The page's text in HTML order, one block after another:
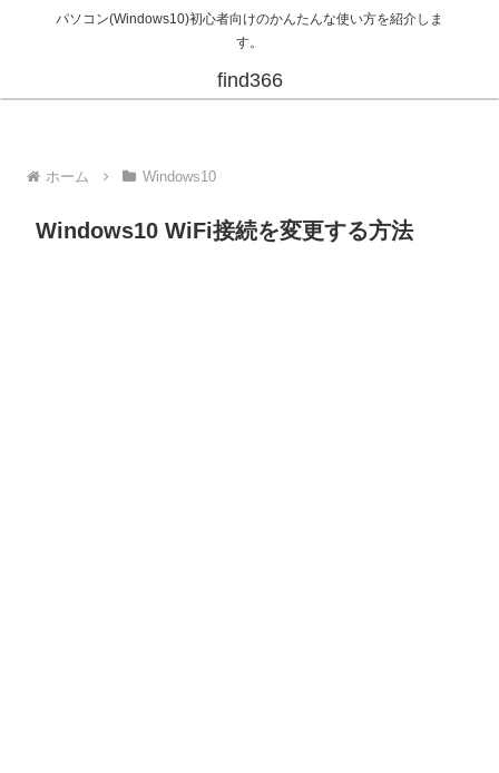
パソコン(Windows10)初心者向けのかんたんな使い方を紹介しま
す。
find366
ホーム Windows10
Windows10 WiFi接続を変更する方法